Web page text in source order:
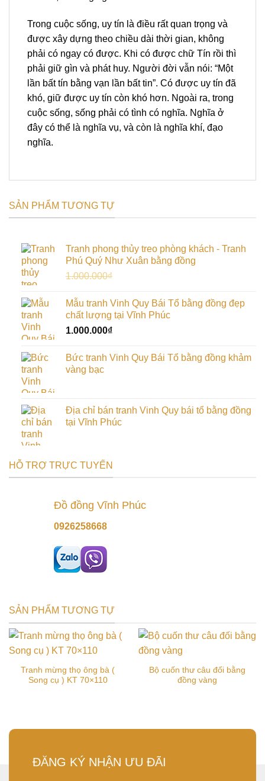
Trong cuộc sống, uy tín là điều rất quan trọng và
được xây dựng theo chiều dài thời gian, không
phải có ngay có được. Khi có được chữ Tín rồi thì
phải giữ gìn và phát huy. Người đời vẫn nói: “Một
lần bất tín bằng vạn lần bất tin”. Có được uy tín đã
khó, giữ được uy tín còn khó hơn. Ngoài ra, trong
cuộc sống, sống phải có tình có nghĩa. Nghĩa ở
đây có thể là nghĩa vụ, và còn là nghĩa khí, đạo
nghĩa.
SẢN PHẨM TƯƠNG TỰ
Tranh phong thủy treo phòng khách - Tranh
Phú Quý Như Xuân bằng đồng
1.000.000₫
là:
1.000.000₫.
tại
là:
Mẫu tranh Vinh Quy Bái Tổ bằng đồng đẹp
chất lượng tại Vĩnh Phúc
1.000.000₫
Bức tranh Vinh Quy Bái Tổ bằng đồng khảm
vàng bạc
Địa chỉ bán tranh Vinh Quy bái tổ bằng đồng
tại Vĩnh Phúc
HỖ TRỢ TRỰC TUYẾN
Đồ đồng Vĩnh Phúc
0926258668
SẢN PHẨM TƯƠNG TỰ
Tranh mừng thọ ông bà (
Song cụ ) KT 70×110
Bộ cuốn thư câu đối bằng
đồng vàng
ĐĂNG KÝ NHẬN ƯU ĐÃI